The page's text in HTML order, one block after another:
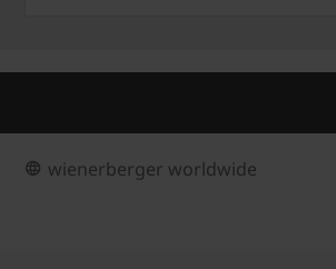
wienerberger worldwide